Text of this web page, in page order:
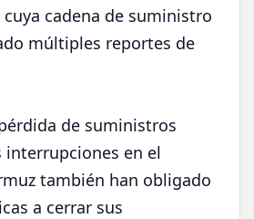
cuya cadena de suministro
múltiples reportes de
de suministros
interrupciones en el
también han obligado
a cerrar sus